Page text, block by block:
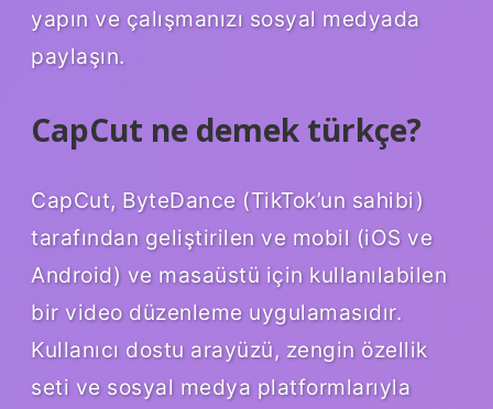
yapın ve çalışmanızı sosyal medyada
paylaşın.
CapCut ne demek türkçe?
CapCut, ByteDance (TikTok’un sahibi)
tarafından geliştirilen ve mobil (iOS ve
Android) ve masaüstü için kullanılabilen
bir video düzenleme uygulamasıdır.
Kullanıcı dostu arayüzü, zengin özellik
seti ve sosyal medya platformlarıyla